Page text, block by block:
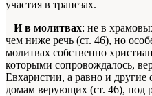
участия в трапезах.
– И в молитвах: не в
чем ниже речь (ст. 46), но
молитвах собственно
которыми сопровождалось,
Евхаристии, а равно и
домам верующих (ст. 46), под